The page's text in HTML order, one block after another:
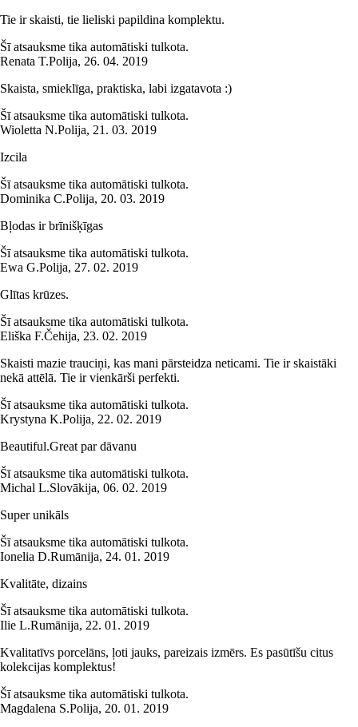
Tie ir skaisti, tie lieliski papildina komplektu.
Šī atsauksme tika automātiski tulkota.
Renata T.Polija, 26. 04. 2019
Skaista, smieklīga, praktiska, labi izgatavota :)
Šī atsauksme tika automātiski tulkota.
Wioletta N.Polija, 21. 03. 2019
Izcila
Šī atsauksme tika automātiski tulkota.
Dominika C.Polija, 20. 03. 2019
Bļodas ir brīnišķīgas
Šī atsauksme tika automātiski tulkota.
Ewa G.Polija, 27. 02. 2019
Glītas krūzes.
Šī atsauksme tika automātiski tulkota.
Eliška F.Čehija, 23. 02. 2019
Skaisti mazie trauciņi, kas mani pārsteidza neticami. Tie ir skaistāki
nekā attēlā. Tie ir vienkārši perfekti.
Šī atsauksme tika automātiski tulkota.
Krystyna K.Polija, 22. 02. 2019
Beautiful.Great par dāvanu
Šī atsauksme tika automātiski tulkota.
Michal L.Slovākija, 06. 02. 2019
Super unikāls
Šī atsauksme tika automātiski tulkota.
Ionelia D.Rumānija, 24. 01. 2019
Kvalitāte, dizains
Šī atsauksme tika automātiski tulkota.
Ilie L.Rumānija, 22. 01. 2019
Kvalitatīvs porcelāns, ļoti jauks, pareizais izmērs. Es pasūtīšu citus
kolekcijas komplektus!
Šī atsauksme tika automātiski tulkota.
Magdalena S.Polija, 20. 01. 2019